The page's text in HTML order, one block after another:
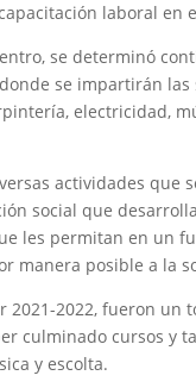
laboral en
se determinó
se impartirán
electricidad,
actividades que
social que
les permitan en un
manera posible a la
2021-2022, fueron
culminado cursos y
y escolta.